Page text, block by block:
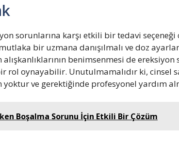
sorunlarına karşı etkili bir tedavi
bir uzmana danışılmalı ve doz
alışkanlıklarının benimsenmesi de ereksiyon
rol oynayabilir. Unutulmamalıdır ki, cinsel
ve gerektiğinde profesyonel yardım
Boşalma Sorunu İçin Etkili Bir Çözüm